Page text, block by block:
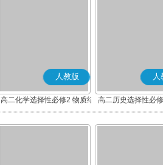
人教版
高二化学选择性必修2 物质结
构与性质
人
高二历史选择性必
度与社会治理(